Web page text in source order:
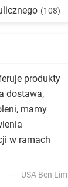
(108)
produkty
dostawa,
mamy
w ramach
—— USA Ben Lim